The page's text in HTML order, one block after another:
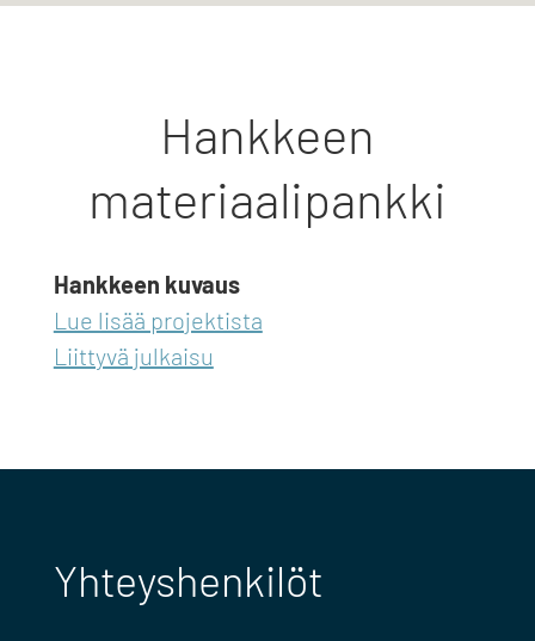
Hankkeen
materiaalipankki
Hankkeen kuvaus
Lue lisää projektista
Liittyvä julkaisu
Yhteyshenkilöt